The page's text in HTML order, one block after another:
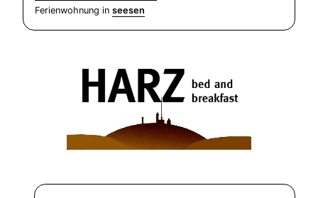
Ferienwohnung in seesen